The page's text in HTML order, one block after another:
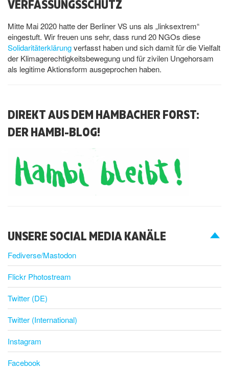
VERFASSUNGSSCHUTZ
Mitte Mai 2020 hatte der Berliner VS uns als „linksextrem“
eingestuft. Wir freuen uns sehr, dass rund 20 NGOs diese
Solidaritäterklärungverfasst haben und sich damit für die Vielfalt
der Klimagerechtigkeitsbewegung und für zivilen Ungehorsam
als legitime Aktionsform ausgeprochen haben.
DIREKT AUS DEM HAMBACHER FORST:
DER HAMBI-BLOG!
UNSERE SOCIAL MEDIA KANÄLE
Fediverse/Mastodon
Flickr Photostream
Twitter (DE)
Twitter (International)
Instagram
Facebook